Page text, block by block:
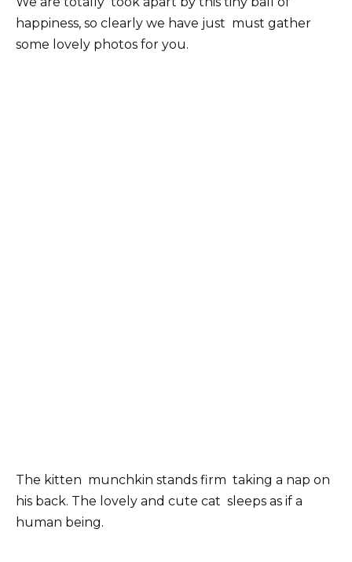
happiness, so clearly we have just must gather
some lovely photos for you.
The kitten munchkin stands firm taking a nap on
his back. The lovely and cute cat sleeps as if a
human being.